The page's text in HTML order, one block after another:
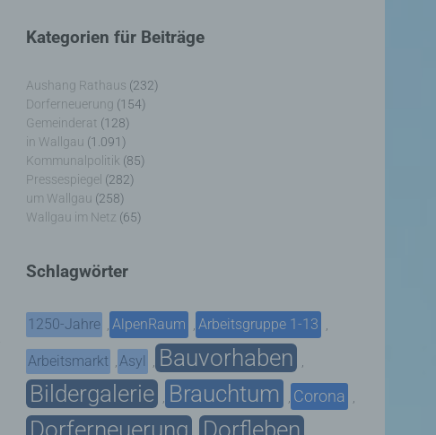
Kategorien für Beiträge
Aushang Rathaus (232)
Dorferneuerung (154)
Gemeinderat (128)
in Wallgau (1.091)
Kommunalpolitik (85)
Pressespiegel (282)
um Wallgau (258)
Wallgau im Netz (65)
Schlagwörter
1250-Jahre , AlpenRaum , Arbeitsgruppe 1-13 ,
Arbeitsmarkt , Asyl , Bauvorhaben ,
Bildergalerie , Brauchtum , Corona ,
Dorferneuerung Dorfleben